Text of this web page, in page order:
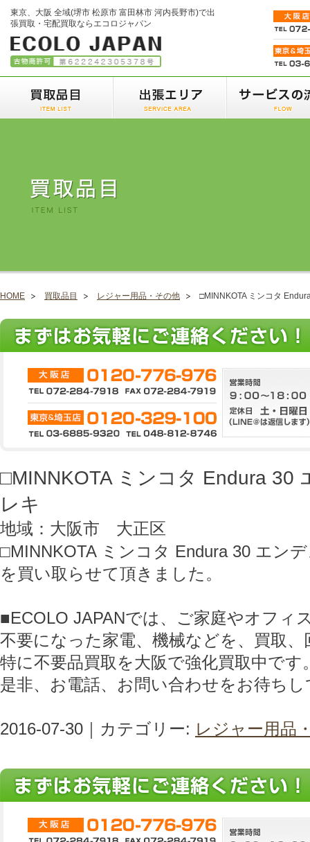
東京、大阪 全域(堺市 松原市 富田林市 河内長野市)で出
張買取・宅配買取ならエコロジャパン
HOME 買取品目 レジャー用品・その他 □MINNKOTA ミンコタ
□MINNKOTA ミンコタ Endura 30
レキ
地域：大阪市 大正区
□MINNKOTA ミンコタ Endura 30 エン
を買い取らせて頂きました。
■ECOLO JAPANでは、ご家庭やオフィ
不要になった家電、機械などを、買取
特に不要品買取を大阪で強化買取中です
是非、お電話、お問い合わせをお待ち
2016-07-30｜カテゴリー: レジャー用品